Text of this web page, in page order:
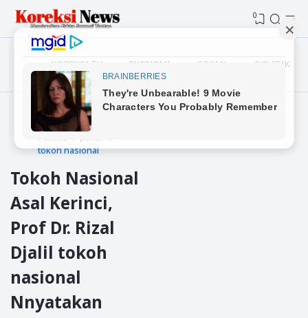
0
KOREKSI TV EKONOMI SOSIAL POLITIK
Beranda
kerinci
Pilkada
politik
tokoh nasional
Tokoh Nasional
Asal Kerinci,
Prof Dr. Rizal
Djalil tokoh
nasional
Nnyatakan